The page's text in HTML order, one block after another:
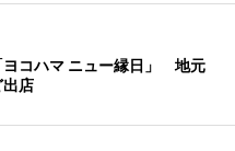
ヨコハマ ニュー縁日」 地元
出店